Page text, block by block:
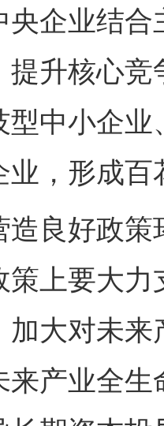
央企业结
提升核心
型中小企
业，形成
好政策
策上要大
加大对未
来产业全